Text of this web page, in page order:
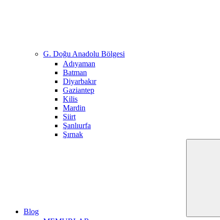
G. Doğu Anadolu Bölgesi
Adıyaman
Batman
Diyarbakır
Gaziantep
Kilis
Mardin
Siirt
Şanlıurfa
Şırnak
Blog